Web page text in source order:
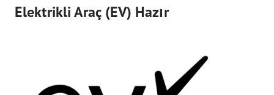
Elektrikli Araç (EV) Hazır